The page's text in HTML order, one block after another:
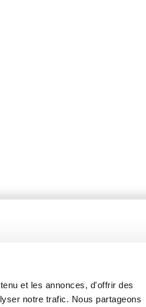
et les annonces, d'offrir des
notre trafic. Nous partageons
Catalogue 2024-2025